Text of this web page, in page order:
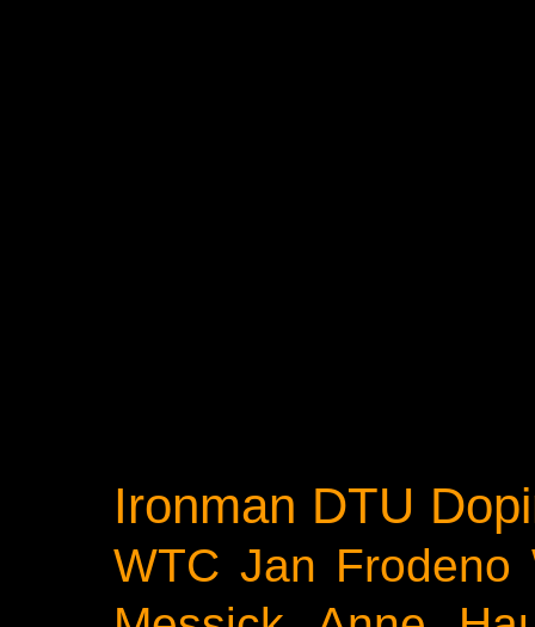
Ironman DTU
WTC Jan Frodeno